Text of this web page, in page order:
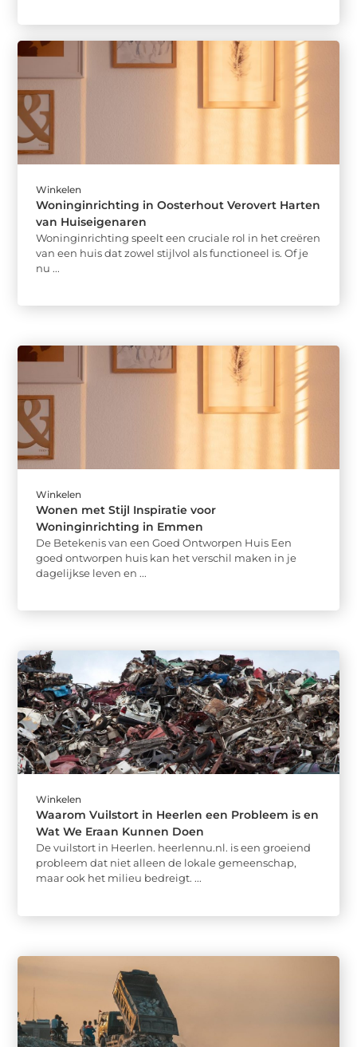
Winkelen
Woninginrichting in Oosterhout Verovert Harten
van Huiseigenaren
Woninginrichting speelt een cruciale rol in het creëren
van een huis dat zowel stijlvol als functioneel is. Of je
nu ...
Winkelen
Wonen met Stijl Inspiratie voor
Woninginrichting in Emmen
De Betekenis van een Goed Ontworpen Huis Een
goed ontworpen huis kan het verschil maken in je
dagelijkse leven en ...
Winkelen
Waarom Vuilstort in Heerlen een Probleem is en
Wat We Eraan Kunnen Doen
De vuilstort in Heerlen. heerlennu.nl. is een groeiend
probleem dat niet alleen de lokale gemeenschap,
maar ook het milieu bedreigt. ...